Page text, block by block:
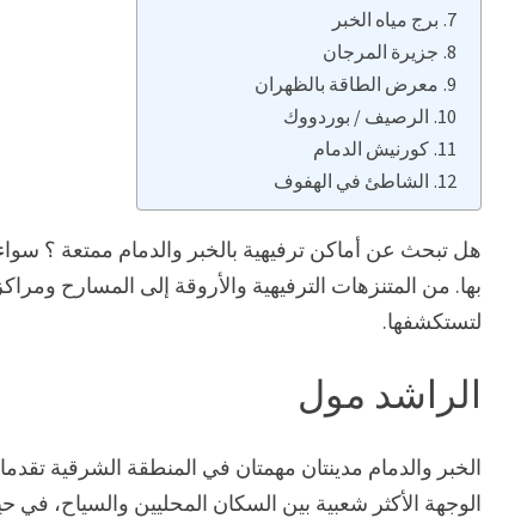
برج مياه الخبر
جزيرة المرجان
معرض الطاقة بالظهران
الرصيف / بوردووك
كورنيش الدمام
الشاطئ في الهفوف
هل تبحث عن أماكن ترفيهية بالخبر والدمام ممتعة ؟
بها. من المتنزهات الترفيهية والأروقة إلى المسارح
لتستكشفها.
الراشد مول
الخبر والدمام مدينتان مهمتان في المنطقة الشرقية
الوجهة الأكثر شعبية بين السكان المحليين والسياح، في